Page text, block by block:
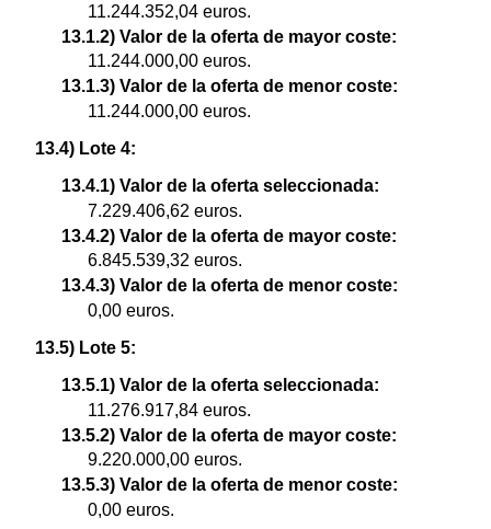
11.244.352,04 euros.
13.1.2) Valor de la oferta de mayor coste:
11.244.000,00 euros.
13.1.3) Valor de la oferta de menor coste:
11.244.000,00 euros.
13.4) Lote 4:
13.4.1) Valor de la oferta seleccionada:
7.229.406,62 euros.
13.4.2) Valor de la oferta de mayor coste:
6.845.539,32 euros.
13.4.3) Valor de la oferta de menor coste:
0,00 euros.
13.5) Lote 5:
13.5.1) Valor de la oferta seleccionada:
11.276.917,84 euros.
13.5.2) Valor de la oferta de mayor coste:
9.220.000,00 euros.
13.5.3) Valor de la oferta de menor coste:
0,00 euros.